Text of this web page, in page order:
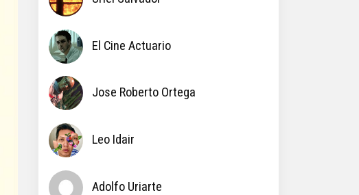
El Cine Actuario
Jose Roberto Ortega
Leo Idair
Adolfo Uriarte